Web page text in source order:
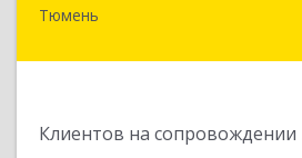
Тюмень
Клиентов на сопровождении
625000, Тюменская обл,